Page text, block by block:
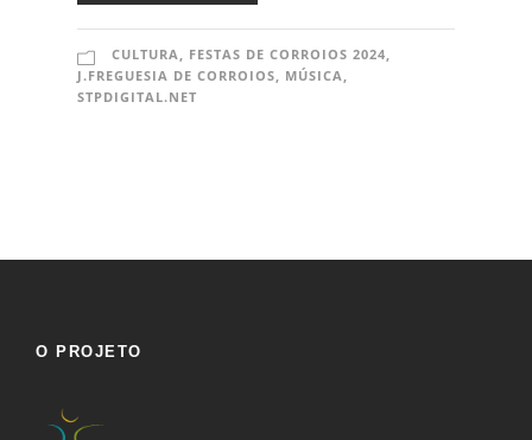
CULTURA, FESTAS DE CORROIOS 2024,
J.FREGUESIA DE CORROIOS, MÚSICA,
STPDIGITAL.NET
O PROJETO